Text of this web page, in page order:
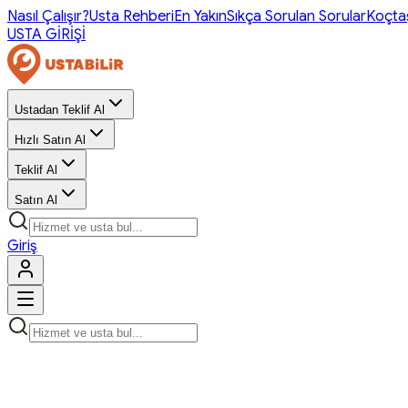
Nasıl Çalışır?Usta RehberiEn YakınSıkça Sorulan Sorular
USTA GİRİŞİ
Ustadan Teklif Al
Hızlı Satın Al
Teklif Al
Satın Al
Giriş